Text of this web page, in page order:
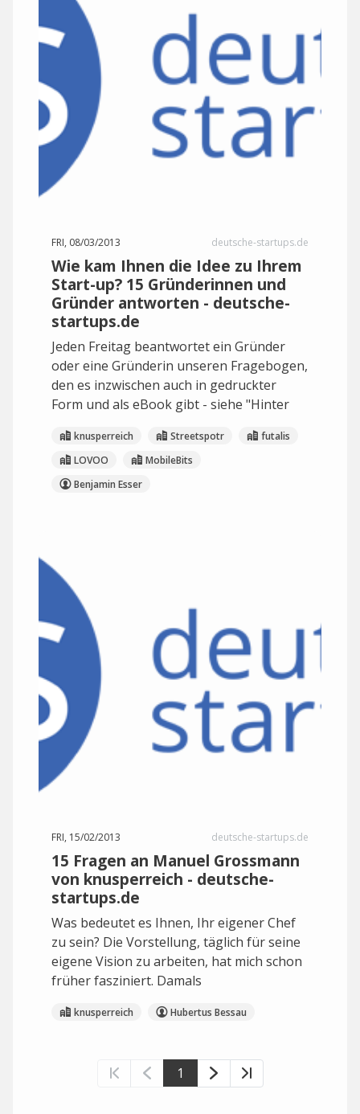
FRI, 08/03/2013 deutsche-startups.de
Wie kam Ihnen die Idee zu Ihrem
Start-up? 15 Gründerinnen und
Gründer antworten - deutsche-
startups.de
Jeden Freitag beantwortet ein Gründer
oder eine Gründerin unseren Fragebogen,
den es inzwischen auch in gedruckter
Form und als eBook gibt - siehe "Hinter
knusperreich Streetspotr
futalis
LOVOO
MobileBits
Benjamin Esser
FRI, 15/02/2013 deutsche-startups.de
15 Fragen an Manuel Grossmann
von knusperreich - deutsche-
startups.de
Was bedeutet es Ihnen, Ihr eigener Chef
zu sein? Die Vorstellung, täglich für seine
eigene Vision zu arbeiten, hat mich schon
früher fasziniert. Damals
knusperreich Hubertus Bessau
1